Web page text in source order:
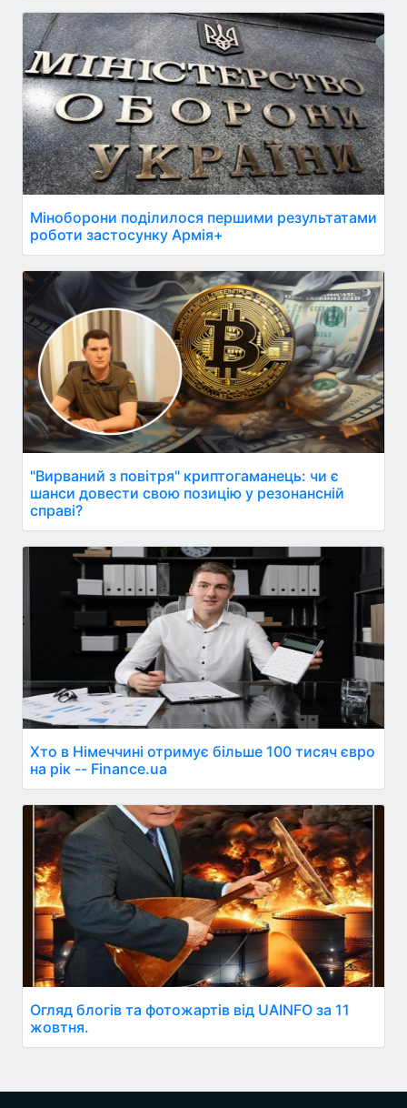
Міноборони поділилося першими результатами
роботи застосунку Армія+
"Вирваний з повітря" криптогаманець: чи є
шанси довести свою позицію у резонансній
справі?
Хто в Німеччині отримує більше 100 тисяч євро
на рік -- Finance.ua
Огляд блогів та фотожартів від UAINFO за 11
жовтня.